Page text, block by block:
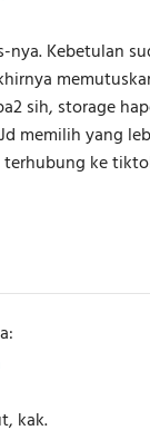
Kebetulan
sih, storage
memilih yang
ke
kak.